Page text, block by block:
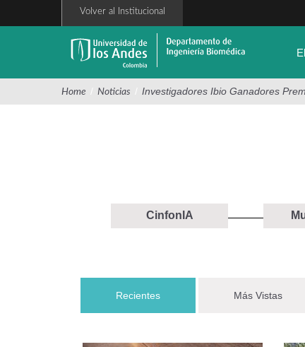
Volver al Institucional
Home / Noticias / Investigadores Ibio Ganadores
CinfonIA
Recientes Más Vistas